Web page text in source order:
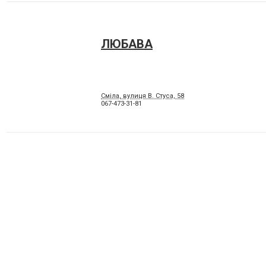
ЛЮБАВА
Сміла, вулиця В. Стуса, 58
067-473-31-81